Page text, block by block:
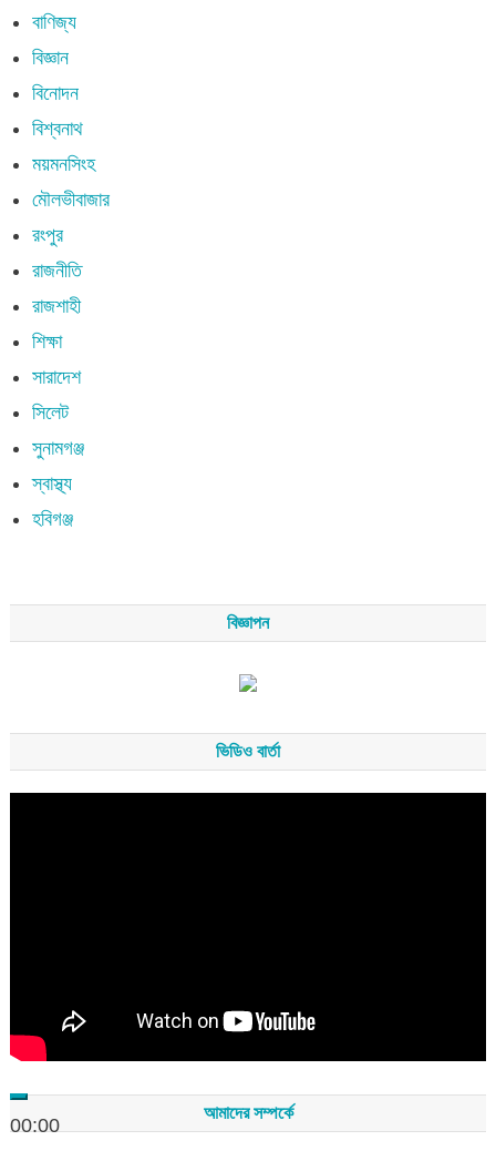
বাণিজ্য
বিজ্ঞান
বিনোদন
বিশ্বনাথ
ময়মনসিংহ
মৌলভীবাজার
রংপুর
রাজনীতি
রাজশাহী
শিক্ষা
সারাদেশ
সিলেট
সুনামগঞ্জ
স্বাস্থ্য
হবিগঞ্জ
বিজ্ঞাপন
ভিডিও বার্তা
00:00
আমাদের সম্পর্কে